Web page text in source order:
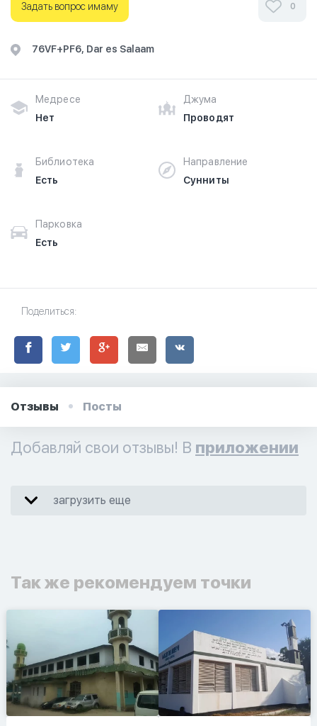
Задать вопрос имаму 0
76VF+PF6, Dar es Salaam
Медресе
Нет
Джума
Проводят
Библиотека
Есть
Направление
Сунниты
Парковка
Есть
Поделиться:
Отзывы Посты
Добавляй свои отзывы! В приложении
загрузить еще
Так же рекомендуем точки